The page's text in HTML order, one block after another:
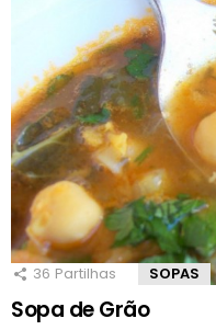
36 Partilhas SOPAS
Sopa de Grão